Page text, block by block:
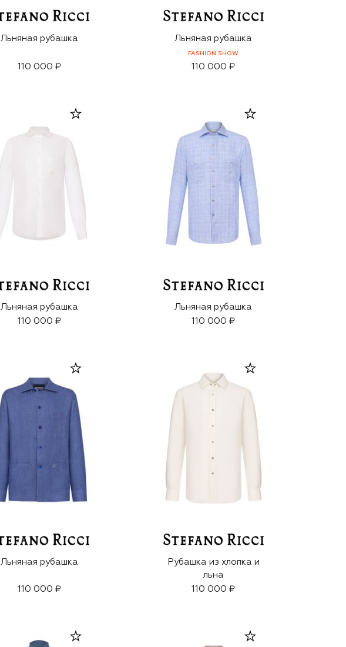
Льняная рубашка
110 000 ₽
Льняная рубашка
FASHION SHOW
110 000 ₽
Льняная рубашка
110 000 ₽
Льняная рубашка
110 000 ₽
Льняная рубашка
110 000 ₽
Рубашка из хлопка и
льна
110 000 ₽